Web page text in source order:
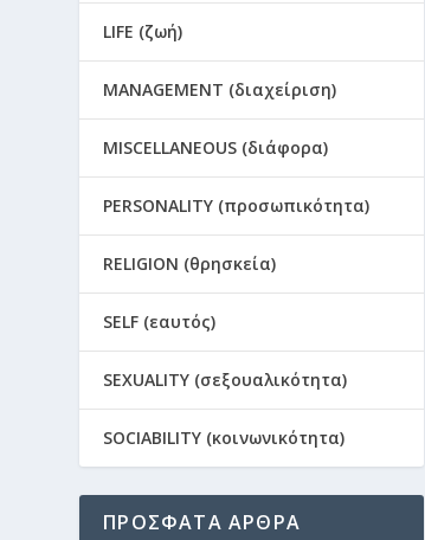
LIFE (ζωή)
MANAGEMENT (διαχείριση)
MISCELLANEOUS (διάφορα)
PERSONALITY (προσωπικότητα)
RELIGION (θρησκεία)
SELF (εαυτός)
SEXUALITY (σεξουαλικότητα)
SOCIABILITY (κοινωνικότητα)
ΠΡΟΣΦΑΤΑ ΑΡΘΡΑ